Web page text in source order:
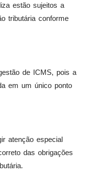
estão sujeitos a
tributária conforme
de ICMS, pois a
em um único ponto
atenção especial
das obrigações